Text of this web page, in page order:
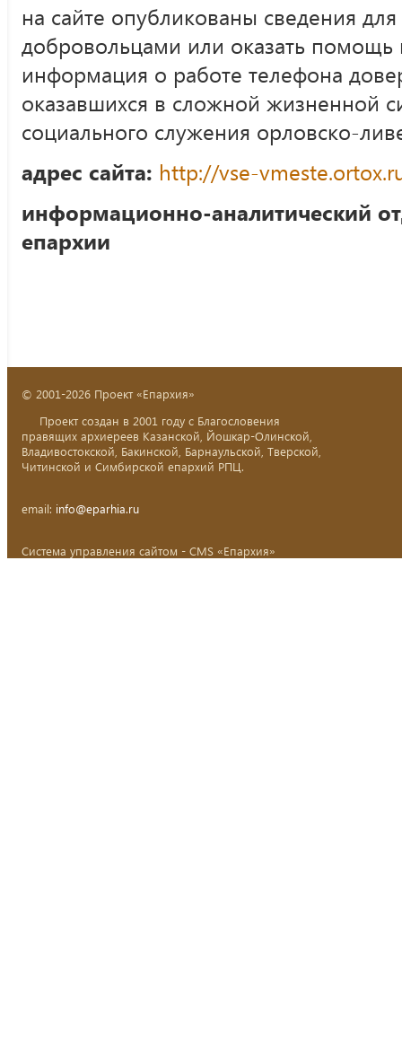
на сайте опубликованы сведения
добровольцами или оказать
информация о работе телефона
оказавшихся в сложной жизненной
социального служения орловско-
адрес сайта: http://vse-
информационно-аналитический
епархии
© 2001-2026 Проект «Епархия»
Проект создан в 2001 году с Благословения
правящих архиереев Казанской, Йошкар-Олинской,
Владивостокской, Бакинской, Барнаульской, Тверской,
Читинской и Симбирской епархий РПЦ.
email: info@eparhia.ru
Система управления сайтом - CMS «Епархия»